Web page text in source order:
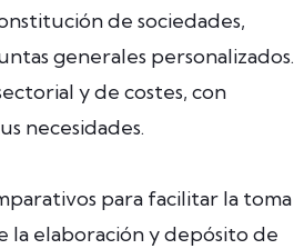
de sociedades,
generales personalizados.
y de costes, con
necesidades.
para facilitar la toma
la elaboración y depósito de